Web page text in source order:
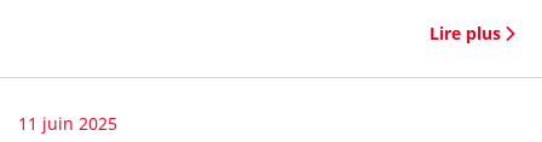
Lire plus
11 juin 2025